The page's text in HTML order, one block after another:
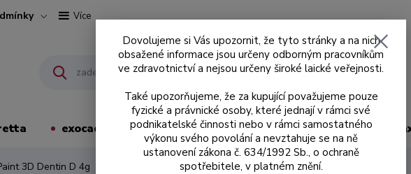
Více
Hledat
exocad Skenery MEDIT Sagemax
3D Dentin D 4g
Dovolujeme si Vás upozornit, že tyto stránky a na nich
obsažené informace jsou určeny odborným pracovníkům
ve zdravotnictví a nejsou určeny široké laické veřejnosti.
Také upozorňujeme, že za kupující považujeme pouze
fyzické a právnické osoby, které jednají v rámci své
podnikatelské činnosti nebo v rámci samostatného
výkonu svého povolání a nevztahuje se na ně
ustanovení zákona č. 634/1992 Sb., o ochraně
spotřebitele, v platném znění.